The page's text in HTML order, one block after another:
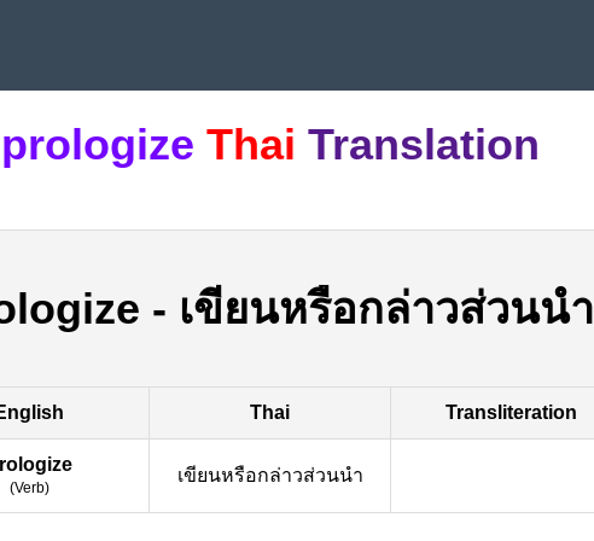
prologize Thai Translation
- เขียนหรือกล่าวส่วนนำ
Thai Transliteration
(Verb)
เขียนหรือกล่าวส่วนนำ